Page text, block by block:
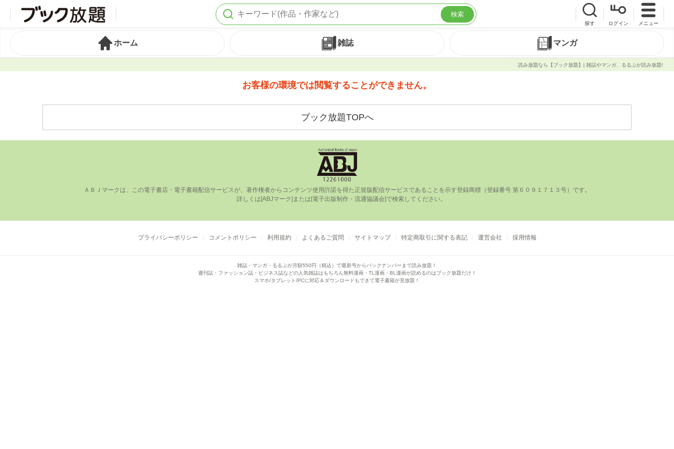
検索
探す ログイン メニュー
ホーム 雑誌 マンガ
読み放題なら【ブック放題】| 雑誌やマンガ、るるぶが読み放題!
お客様の環境では閲覧することができません。
ブック放題TOPへ
ＡＢＪマークは、この電⼦書店・電⼦書籍配信サービスが、著作権者からコンテンツ使⽤許諾を得た正規版配信サービスであることを⽰す登録商標（登録番号 第６０９１７１３号）です。
プライバシーポリシー コメントポリシー 利用規約 よくあるご質問 サイトマップ 特定商取引に関する表記 運営会社 採用情報
雑誌・マンガ・るるぶが月額550円（税込）で最新号からバックナンバーまで読み放題！
週刊誌・ファッション誌・ビジネス誌などの人気雑誌はもちろん 無料漫画・TL漫画・BL漫画が読めるのはブック放題だけ！
スマホ/タブレット/PCに対応＆ダウンロードもできて電子書籍が見放題！